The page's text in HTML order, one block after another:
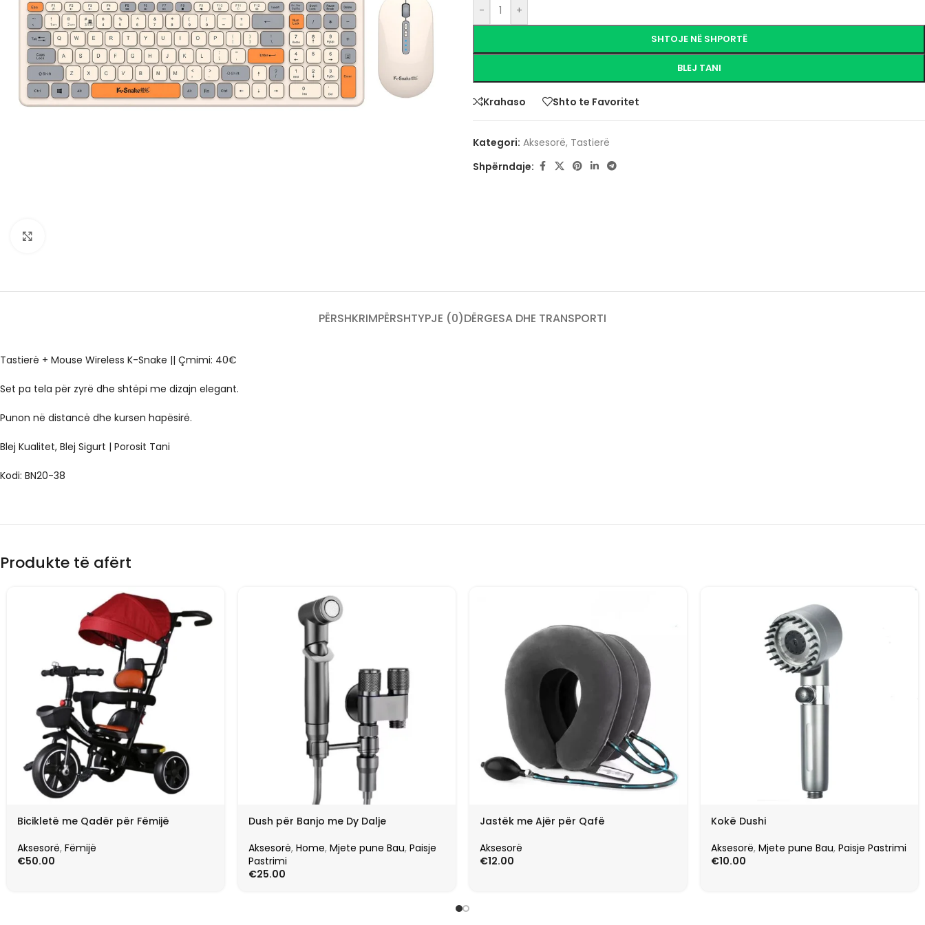
- +
SHTOJE NË SHPORTË
BLEJ TANI
Krahaso Shto te Favoritet
Kategori: Aksesorë, Tastierë
Shpërndaje:
PËRSHKRIMPËRSHTYPJE (0)DËRGESA DHE TRANSPORTI
Tastierë + Mouse Wireless K-Snake || Çmimi: 40€
Set pa tela për zyrë dhe shtëpi me dizajn elegant.
Punon në distancë dhe kursen hapësirë.
Blej Kualitet, Blej Sigurt | Porosit Tani
Kodi: BN20-38
Produkte të afërt
Bicikletë me Qadër për Fëmijë
Aksesorë, Fëmijë
€50.00
Dush për Banjo me Dy Dalje
Aksesorë, Home, Mjete pune Bau, Paisje
Pastrimi
€25.00
Jastëk me Ajër për Qafë
Aksesorë
€12.00
Kokë Dushi
Aksesorë, Mjete pune Bau, Paisje Pastrimi
€10.00